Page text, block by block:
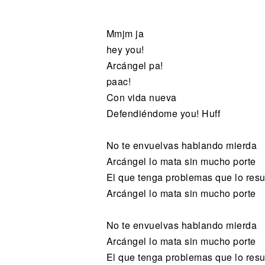
Mmjm ja
hey you!
Arcángel pa!
paac!
Con vida nueva
Defendiéndome you! Huff
No te envuelvas hablando mierda
Arcángel lo mata sin mucho porte
El que tenga problemas que lo
Arcángel lo mata sin mucho porte
No te envuelvas hablando mierda
Arcángel lo mata sin mucho porte
El que tenga problemas que lo